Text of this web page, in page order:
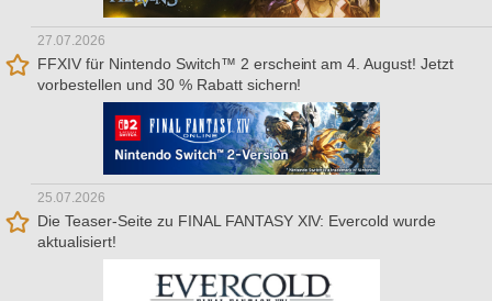
27.07.2026
FFXIV für Nintendo Switch™ 2 erscheint am 4. August! Jetzt
vorbestellen und 30 % Rabatt sichern!
25.07.2026
Die Teaser-Seite zu FINAL FANTASY XIV: Evercold wurde
aktualisiert!